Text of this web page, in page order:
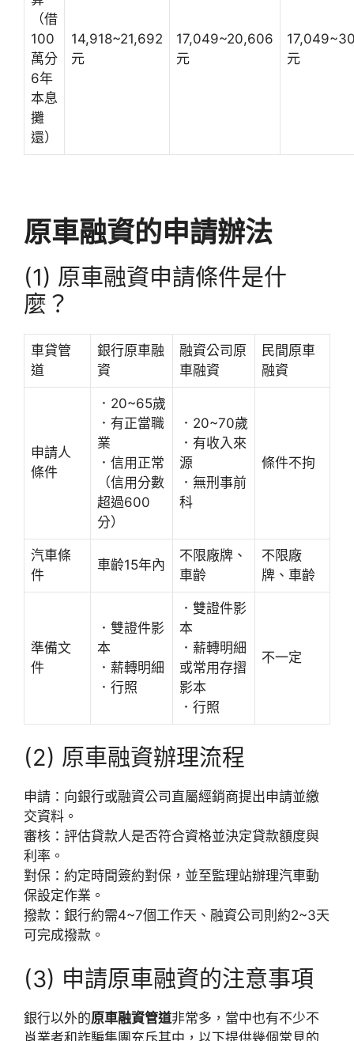
（借
100
萬分
6年
本息
攤
還）
14,918~21,692
元
17,049~20,606
元
元
原車融資的申請辦法
(1) 原車融資申請條件是什
麼？
車貸管
道
銀行原車融
資
融資公司原
車融資
民間原車
融資
申請人
條件
．20~65歲
．有正當職
業
．信用正常
（信用分數
超過600
分）
．20~70歲
．有收入來
源
．無刑事前
科
條件不拘
汽車條
件
車齡15年內
不限廠牌、
車齡
不限廠
牌、車齡
準備文
件
．雙證件影
本
．薪轉明細
．行照
．雙證件影
本
．薪轉明細
或常用存摺
影本
．行照
不一定
(2) 原車融資辦理流程
申請：向銀行或融資公司直屬經銷商提出申請並繳
交資料。
審核：評估貸款人是否符合資格並決定貸款額度與
利率。
對保：約定時間簽約對保，並至監理站辦理汽車動
保設定作業。
撥款：銀行約需4~7個工作天、融資公司則約2~3天
可完成撥款。
(3) 申請原車融資的注意事項
銀行以外的原車融資管道非常多，當中也有不少不
肖業者和詐騙集團充斥其中，以下提供幾個常見的